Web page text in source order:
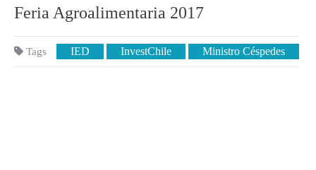
Feria Agroalimentaria 2017
Tags IED InvestChile Ministro Céspedes